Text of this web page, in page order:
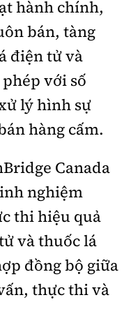
hành chính,
bán, tàng
điện tử và
với số
lý hình sự
hàng cấm.
Canada
nghiệm
thi hiệu quả
và thuốc lá
đồng bộ giữa
thực thi và